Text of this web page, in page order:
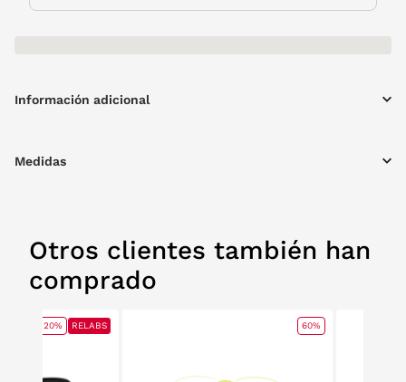
Información adicional
Medidas
Otros clientes también han
comprado
20% RELABS 60%